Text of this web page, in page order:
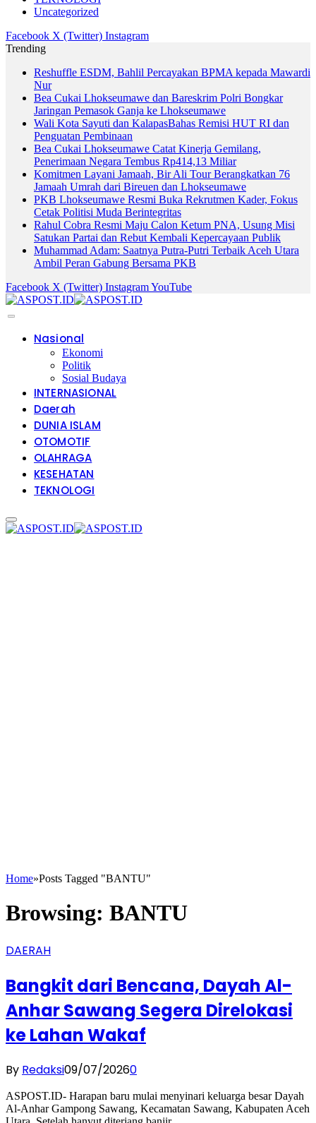
Uncategorized
Facebook X (Twitter) Instagram
Trending
Reshuffle ESDM, Bahlil Percayakan BPMA kepada Mawardi
Nur
Bea Cukai Lhokseumawe dan Bareskrim Polri Bongkar
Jaringan Pemasok Ganja ke Lhokseumawe
Wali Kota Sayuti dan KalapasBahas Remisi HUT RI dan
Penguatan Pembinaan
Bea Cukai Lhokseumawe Catat Kinerja Gemilang,
Penerimaan Negara Tembus Rp414,13 Miliar
Komitmen Layani Jamaah, Bir Ali Tour Berangkatkan 76
Jamaah Umrah dari Bireuen dan Lhokseumawe
PKB Lhokseumawe Resmi Buka Rekrutmen Kader, Fokus
Cetak Politisi Muda Berintegritas
Rahul Cobra Resmi Maju Calon Ketum PNA, Usung Misi
Satukan Partai dan Rebut Kembali Kepercayaan Publik
Muhammad Adam: Saatnya Putra-Putri Terbaik Aceh Utara
Ambil Peran Gabung Bersama PKB
Facebook X (Twitter) InstagramYouTube
Nasional
Ekonomi
Politik
Sosial Budaya
INTERNASIONAL
Daerah
DUNIA ISLAM
OTOMOTIF
OLAHRAGA
KESEHATAN
TEKNOLOGI
Home»Posts Tagged "BANTU"
Browsing: BANTU
DAERAH
Bangkit dari Bencana, Dayah Al-
Anhar Sawang Segera Direlokasi
ke Lahan Wakaf
By Redaksi09/07/20260
ASPOST.ID- Harapan baru mulai menyinari keluarga besar Dayah
Al-Anhar Gampong Sawang, Kecamatan Sawang, Kabupaten Aceh